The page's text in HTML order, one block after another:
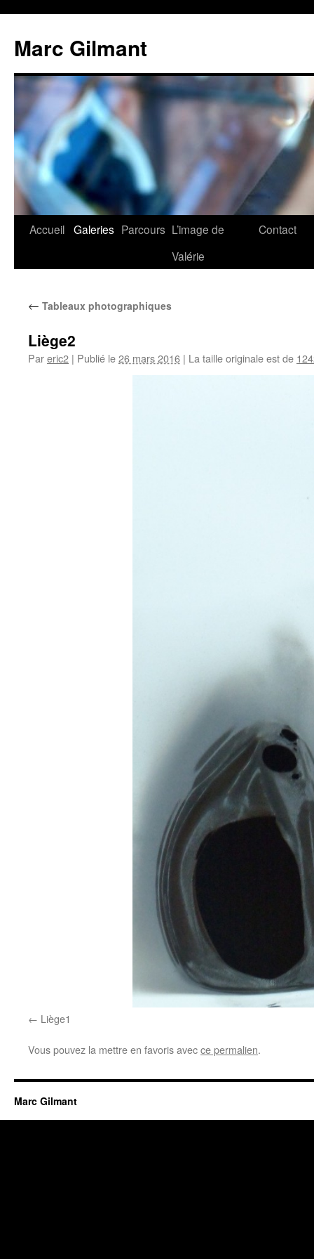
Marc Gilmant
Accueil Galeries Parcours L’image de
Valérie
Contact
← Tableaux photographiques
Liège2
Pareric2 | Publié le26 mars 2016 | La taille originale est de
Liège1
Vous pouvez la mettre en favoris avecce permalien.
Marc Gilmant